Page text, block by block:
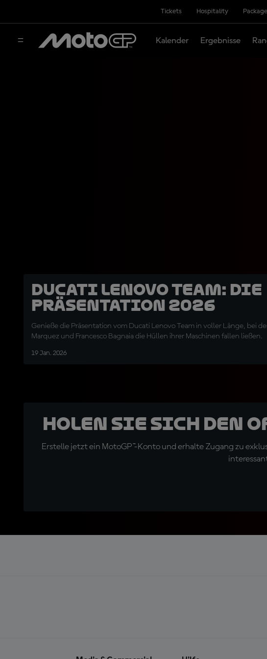
Tickets Hospitality
Kalender Ergebnisse
Ducati Lenovo Team: Die
Präsentation 2026
Genieße die Präsentation vom Ducati Lenovo Team in voller Länge, bei
Marquez und Francesco Bagnaia die Hüllen ihrer Maschinen fallen ließen.
19 Jan. 2026
Holen Sie sich den
Erstelle jetzt ein MotoGP™-Konto und erhalte Zugang zu